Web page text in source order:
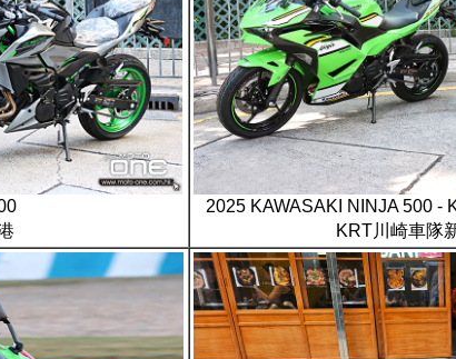
2025 KAWASAKI NINJA 500 -
KRT川崎車隊